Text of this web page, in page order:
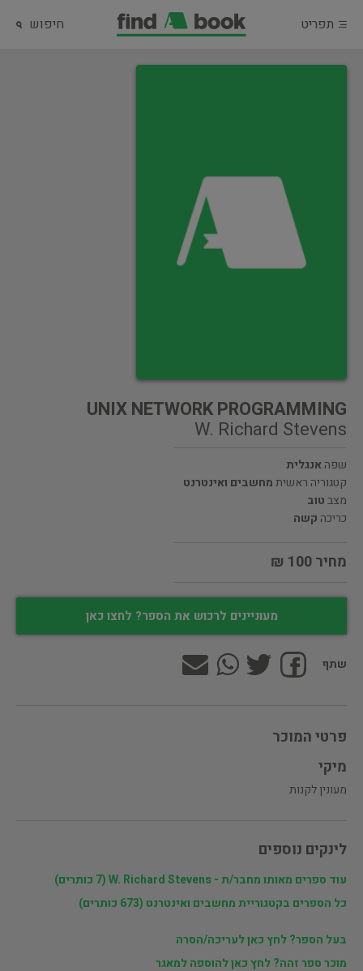
תפריט חיפוש
UNIX NETWORK PROGRAMMING
W. Richard Stevens
שפהאנגלית
קטגוריה ראשיתמחשבים ואינטרנט
מצבטוב
כריכה קשה
מחיר 100 ₪
מעוניינים לרכוש את הספר? לחצו כאן
שתף
פרטי המוכר
מיקי
מעונין לקנות
לינקים נוספים
עוד ספרים מאותו מחבר/ת - W. Richard Stevens (7 כותרים)
כל הספרים בקטגוריית מחשבים ואינטרנט (673 כותרים)
בעל הספר? לחץ כאן לעריכה/הסרה
מוכר ספר זהה? לחץ כאן להוספה למאגר